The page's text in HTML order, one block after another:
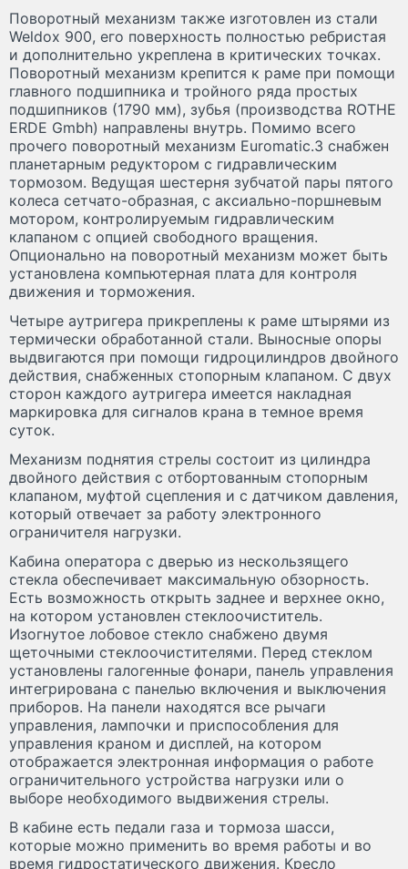
Поворотный механизм также изготовлен из стали
Weldox 900, его поверхность полностью ребристая
и дополнительно укреплена в критических точках.
Поворотный механизм крепится к раме при помощи
главного подшипника и тройного ряда простых
подшипников (1790 мм), зубья (производства ROTHE
ERDE Gmbh) направлены внутрь. Помимо всего
прочего поворотный механизм Euromatic.3 снабжен
планетарным редуктором с гидравлическим
тормозом. Ведущая шестерня зубчатой пары пятого
колеса сетчато-образная, с аксиально-поршневым
мотором, контролируемым гидравлическим
клапаном с опцией свободного вращения.
Опционально на поворотный механизм может быть
установлена компьютерная плата для контроля
движения и торможения.
Четыре аутригера прикреплены к раме штырями из
термически обработанной стали. Выносные опоры
выдвигаются при помощи гидроцилиндров двойного
действия, снабженных стопорным клапаном. С двух
сторон каждого аутригера имеется накладная
маркировка для сигналов крана в темное время
суток.
Механизм поднятия стрелы состоит из цилиндра
двойного действия с отбортованным стопорным
клапаном, муфтой сцепления и с датчиком давления,
который отвечает за работу электронного
ограничителя нагрузки.
Кабина оператора с дверью из нескользящего
стекла обеспечивает максимальную обзорность.
Есть возможность открыть заднее и верхнее окно,
на котором установлен стеклоочиститель.
Изогнутое лобовое стекло снабжено двумя
щеточными стеклоочистителями. Перед стеклом
установлены галогенные фонари, панель управления
интегрирована с панелью включения и выключения
приборов. На панели находятся все рычаги
управления, лампочки и приспособления для
управления краном и дисплей, на котором
отображается электронная информация о работе
ограничительного устройства нагрузки или о
выборе необходимого выдвижения стрелы.
В кабине есть педали газа и тормоза шасси,
которые можно применить во время работы и во
время гидростатического движения. Кресло